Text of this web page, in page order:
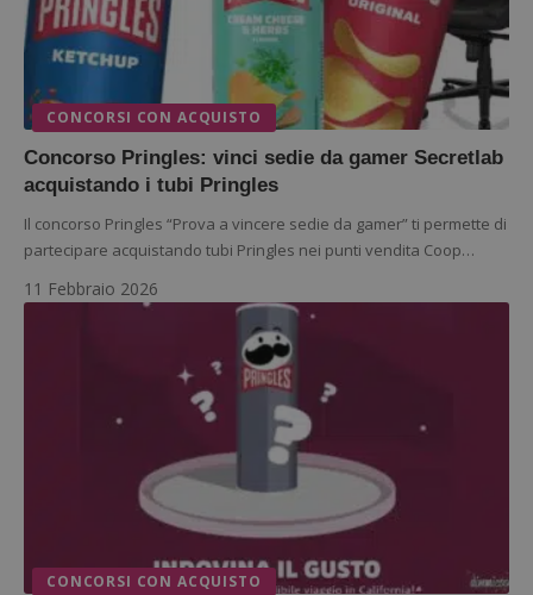
CONCORSI CON ACQUISTO
Concorso Pringles: vinci sedie da gamer Secretlab
acquistando i tubi Pringles
Il concorso Pringles “Prova a vincere sedie da gamer” ti permette di
partecipare acquistando tubi Pringles nei punti vendita Coop…
11 Febbraio 2026
CONCORSI CON ACQUISTO